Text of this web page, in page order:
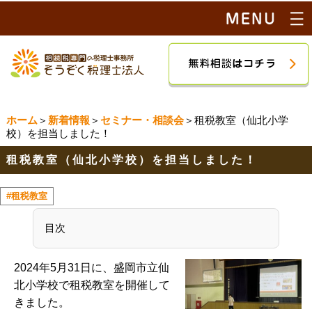
ホーム ＞ 新着情報 ＞ セミナー・相談会＞租税教室（仙北小学
校）を担当しました！
租税教室（仙北小学校）を担当しました！
#租税教室
目次
2024年5月31日に、盛岡市立仙
北小学校で租税教室を開催して
きました。